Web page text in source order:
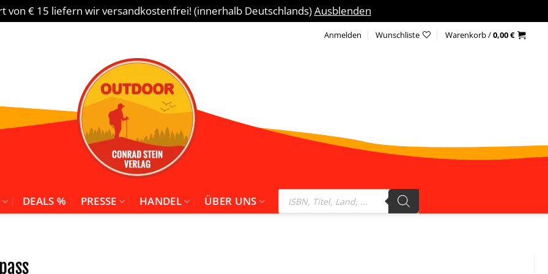
von € 15 liefern wir versandkostenfrei! (innerhalb Deutschlands)Ausblenden
Anmelden Wunschliste Warenkorb /0,00€
DEALS % PRESSE HANDEL ÜBER UNS
Products
search